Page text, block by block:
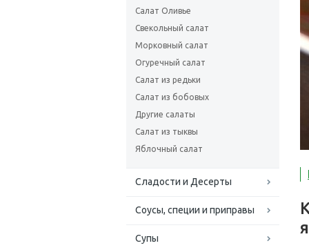
Салат Оливье
Свекольный салат
Морковный салат
Огуречный салат
Салат из редьки
Салат из бобовых
Другие салаты
Салат из тыквы
Яблочный салат
Сладости и Десерты
Соусы, специи и приправы
Супы